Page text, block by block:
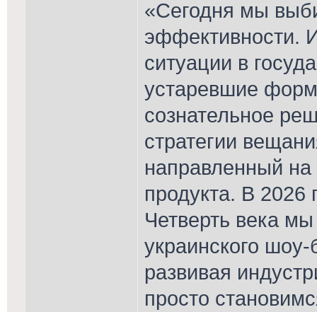
«Сегодня мы
эффективности.
ситуации в
устаревшие
сознательное
стратегии
направленный на
продукта. В 2026
Четверть века
украинского
развивая
просто